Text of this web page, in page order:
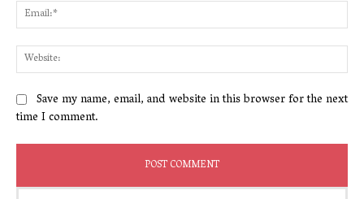
Save my name, email, and website in this browser for the next
time I comment.